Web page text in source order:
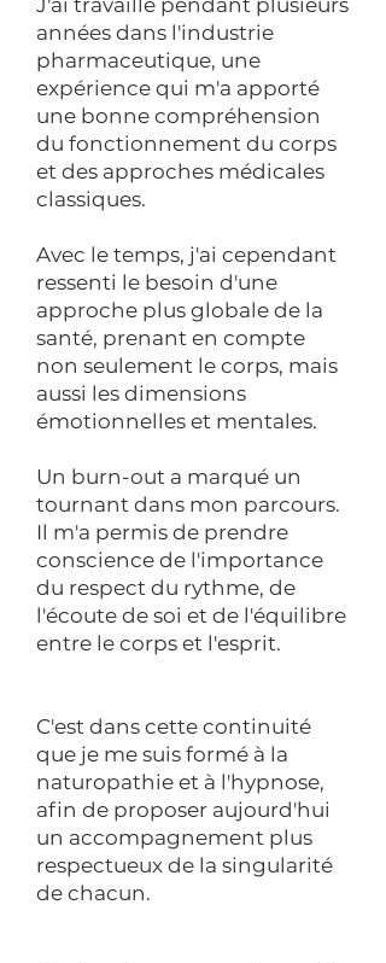
J'ai travaillé pendant plusieurs
années dans l'industrie
pharmaceutique, une
expérience qui m'a apporté
une bonne compréhension
du fonctionnement du corps
et des approches médicales
classiques.
Avec le temps, j'ai cependant
ressenti le besoin d'une
approche plus globale de la
santé, prenant en compte
non seulement le corps, mais
aussi les dimensions
émotionnelles et mentales.
Un burn-out a marqué un
tournant dans mon parcours.
Il m'a permis de prendre
conscience de l'importance
du respect du rythme, de
l'écoute de soi et de l'équilibre
entre le corps et l'esprit.
C'est dans cette continuité
que je me suis formé à la
naturopathie et à l'hypnose,
afin de proposer aujourd'hui
un accompagnement plus
respectueux de la singularité
de chacun.